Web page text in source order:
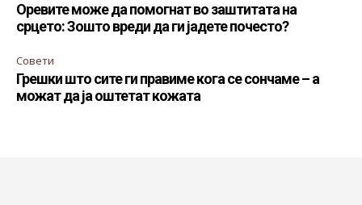
Оревите може да помогнат во заштитата на
срцето: Зошто вреди да ги јадете почесто?
Совети
Грешки што сите ги правиме кога се сончаме – а
можат да ја оштетат кожата